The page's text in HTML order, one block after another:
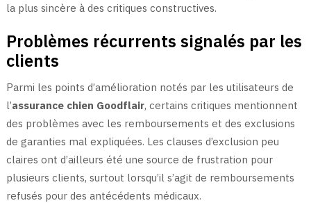
la plus sincère à des critiques constructives.
Problèmes récurrents signalés par les
clients
Parmi les points d’amélioration notés par les utilisateurs de
l’assurance chien Goodflair, certains critiques mentionnent
des problèmes avec les remboursements et des exclusions
de garanties mal expliquées. Les clauses d’exclusion peu
claires ont d’ailleurs été une source de frustration pour
plusieurs clients, surtout lorsqu’il s’agit de remboursements
refusés pour des antécédents médicaux.